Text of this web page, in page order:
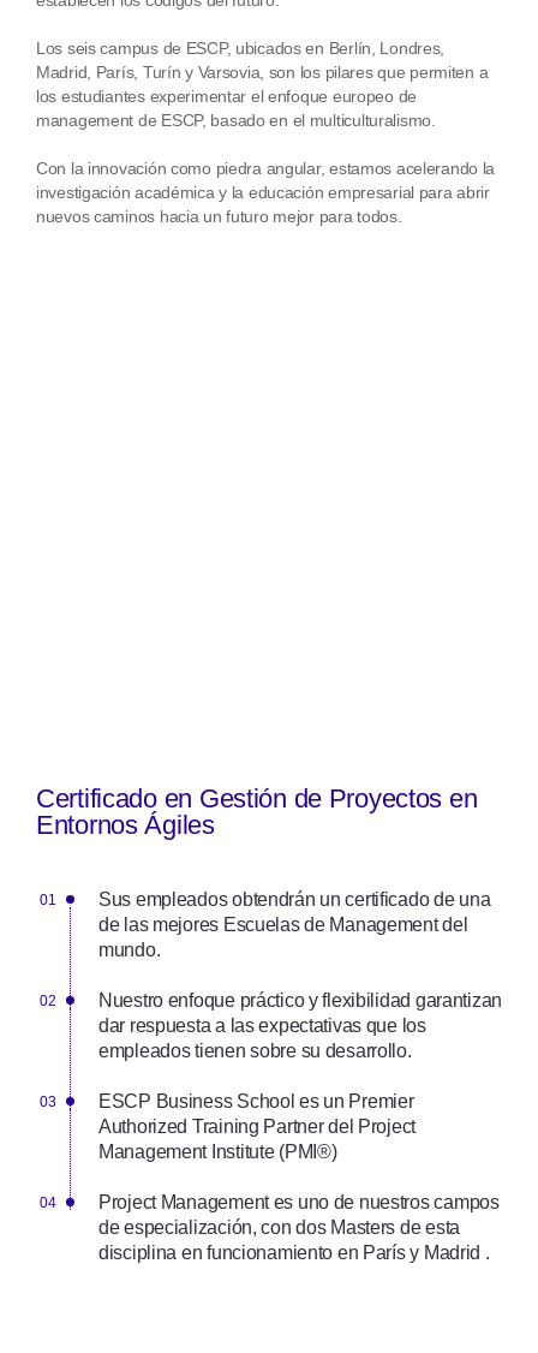
Los seis campus de ESCP, ubicados en Berlín, Londres,
Madrid, París, Turín y Varsovia, son los pilares que permiten a
los estudiantes experimentar el enfoque europeo de
management de ESCP, basado en el multiculturalismo.
Con la innovación como piedra angular, estamos acelerando la
investigación académica y la educación empresarial para abrir
nuevos caminos hacia un futuro mejor para todos.
Certificado en Gestión de Proyectos en
Entornos Ágiles
Sus empleados obtendrán un certificado de una
de las mejores Escuelas de Management del
mundo.
Nuestro enfoque práctico y flexibilidad garantizan
dar respuesta a las expectativas que los
empleados tienen sobre su desarrollo.
ESCP Business School es un Premier
Authorized Training Partner del Project
Management Institute (PMI®)
Project Management es uno de nuestros campos
de especialización, con dos Masters de esta
disciplina en funcionamiento en París y Madrid .